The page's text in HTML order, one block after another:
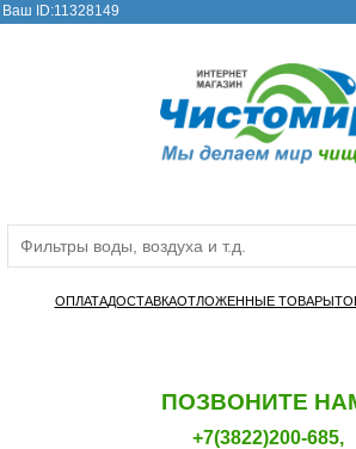
Ваш ID:11328149
ОПЛАТАДОСТАВКАОТЛОЖЕННЫЕ ТОВАРЫ
ПОЗВОНИТЕ
+7(3822)200-685,